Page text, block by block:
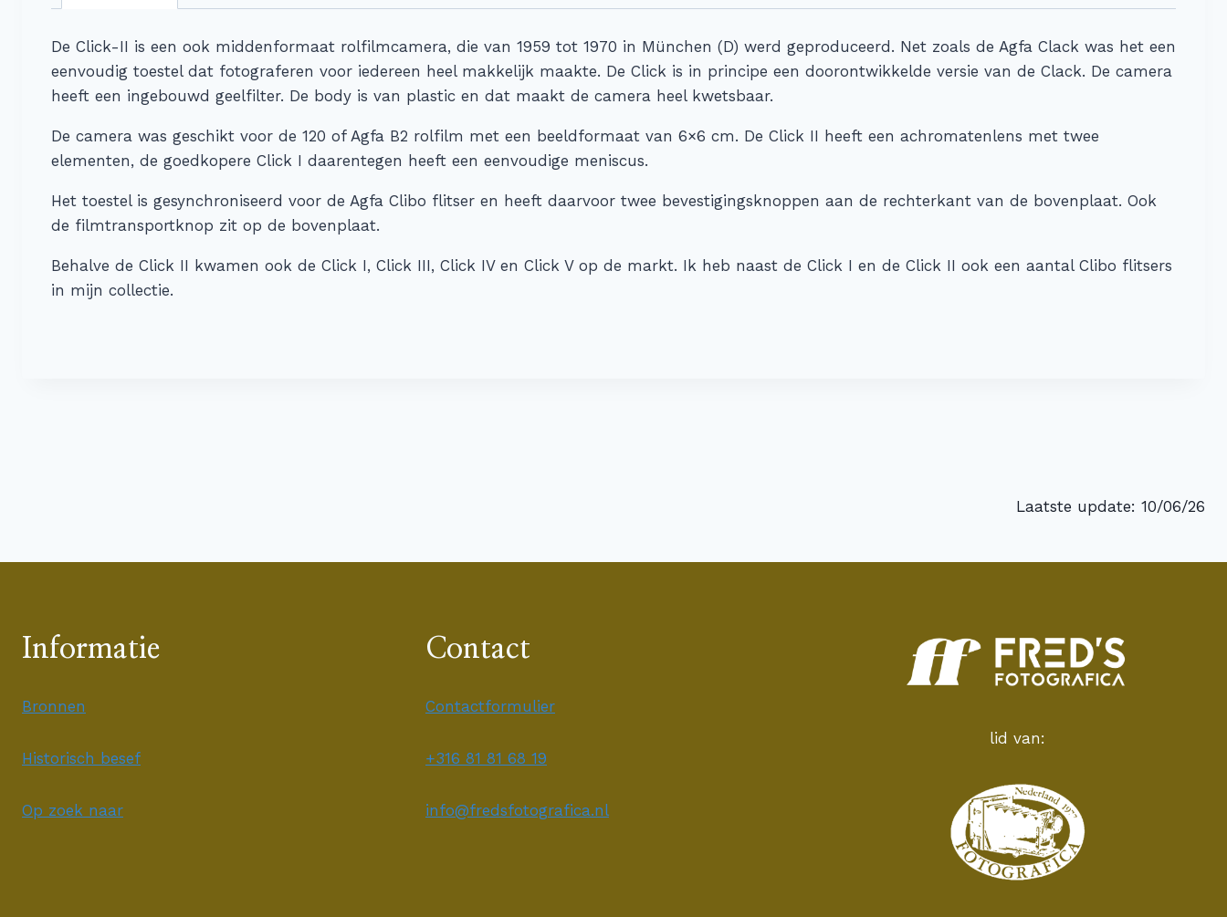
De Click-II is een ook middenformaat rolfilmcamera, die van 1959 tot 1970 in München (D) werd geproduceerd. Net zoals de Agfa Clack was het een
eenvoudig toestel dat fotograferen voor iedereen heel makkelijk maakte. De Click is in principe een doorontwikkelde versie van de Clack. De camera
heeft een ingebouwd geelfilter. De body is van plastic en dat maakt de camera heel kwetsbaar.
De camera was geschikt voor de 120 of Agfa B2 rolfilm met een beeldformaat van 6×6 cm. De Click II heeft een achromatenlens met twee
elementen, de goedkopere Click I daarentegen heeft een eenvoudige meniscus.
Het toestel is gesynchroniseerd voor de Agfa Clibo flitser en heeft daarvoor twee bevestigingsknoppen aan de rechterkant van de bovenplaat. Ook
de filmtransportknop zit op de bovenplaat.
Behalve de Click II kwamen ook de Click I, Click III, Click IV en Click V op de markt. Ik heb naast de Click I en de Click II ook een aantal Clibo flitsers
in mijn collectie.
Laatste update: 10/06/26
Informatie
Bronnen
Historisch besef
Op zoek naar
Contact
Contactformulier
+316 81 81 68 19
info@fredsfotografica.nl
lid van: